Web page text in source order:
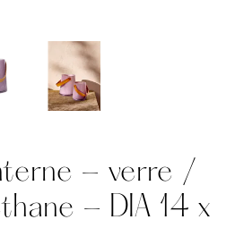
- verre /
- DIA 14 x